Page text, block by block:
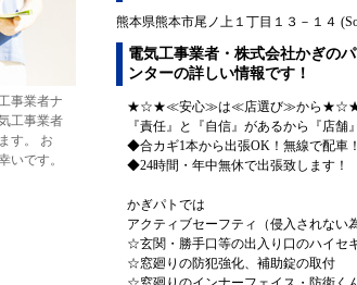
熊本県熊本市尾ノ上１丁目１３－１４
電気工事業者・株式会社かぎの
ンターの詳しい情報です！
★☆★≪安心≫は≪店選び≫から
『責任』と『自信』があるから『店
◆合カギ1本から出張OK！無線で配車
◆24時間・年中無休で出張致します！
かぎパトでは
アクティブセーフティ（侵入されない
☆玄関・勝手口等の出入り口のハイセ
☆窓廻りの防犯強化、補助錠の取付
事業者ナ
工事業者
す。 お
いです。